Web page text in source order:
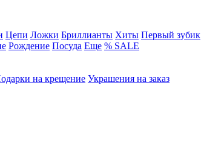
Цепи Ложки Бриллианты Хиты Первый зубик
Рождение Посуда Еще % SALE
на крещение Украшения на заказ